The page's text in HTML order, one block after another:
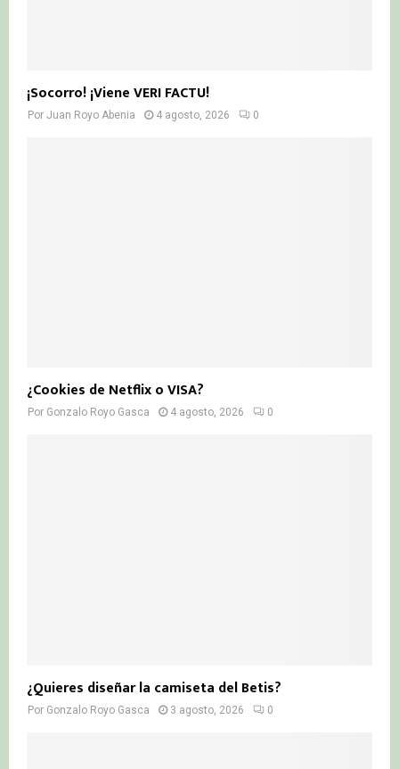
¡Socorro! ¡Viene VERI FACTU!
Por Juan Royo Abenia 4 agosto, 2026 0
¿Cookies de Netflix o VISA?
Por Gonzalo Royo Gasca 4 agosto, 2026 0
¿Quieres diseñar la camiseta del Betis?
Por Gonzalo Royo Gasca 3 agosto, 2026 0